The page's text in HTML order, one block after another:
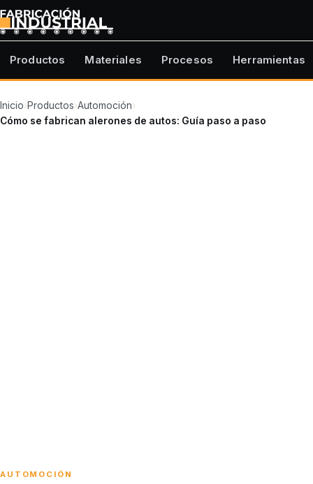
Productos Materiales Procesos Herramientas
Inicio›Productos›Automoción›
Cómo se fabrican alerones de autos: Guía paso a paso
AUTOMOCIÓN